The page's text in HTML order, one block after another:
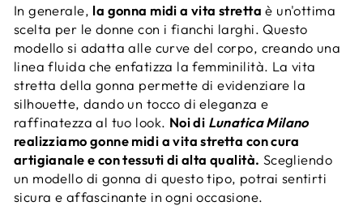
In generale, la gonna midi a vita stretta è un'ottima
scelta per le donne con i fianchi larghi. Questo
modello si adatta alle curve del corpo, creando una
linea fluida che enfatizza la femminilità. La vita
stretta della gonna permette di evidenziare la
silhouette, dando un tocco di eleganza e
raffinatezza al tuo look. Noi di Lunatica Milano
realizziamo gonne midi a vita stretta con cura
artigianale e con tessuti di alta qualità. Scegliendo
un modello di gonna di questo tipo, potrai sentirti
sicura e affascinante in ogni occasione.